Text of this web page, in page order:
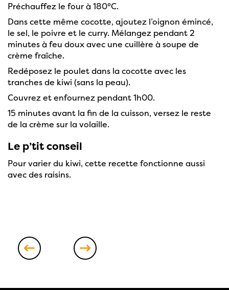
Préchauffez le four à 180°C.
Dans cette même cocotte, ajoutez l’oignon émincé,
le sel, le poivre et le curry. Mélangez pendant 2
minutes à feu doux avec une cuillère à soupe de
crème fraîche.
Redéposez le poulet dans la cocotte avec les
tranches de kiwi (sans la peau).
Couvrez et enfournez pendant 1h00.
15 minutes avant la fin de la cuisson, versez le reste
de la crème sur la volaille.
Le p’tit conseil
Pour varier du kiwi, cette recette fonctionne aussi
avec des raisins.